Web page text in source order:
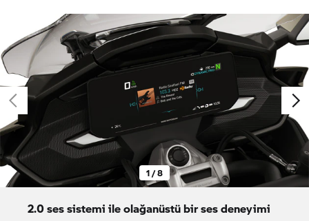
1 / 8
2.0 ses sistemi ile olağanüstü bir ses deneyimi